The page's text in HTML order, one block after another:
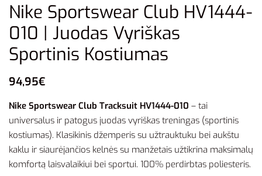
Nike Sportswear Club HV1444-
010 | Juodas Vyriškas
Sportinis Kostiumas
94,95€
Nike Sportswear Club Tracksuit HV1444-010 – tai
universalus ir patogus juodas vyriškas treningas (sportinis
kostiumas). Klasikinis džemperis su užtrauktuku bei aukštu
kaklu ir siaurėjančios kelnės su manžetais užtikrina maksimalų
komfortą laisvalaikiui bei sportui. 100% perdirbtas poliesteris.